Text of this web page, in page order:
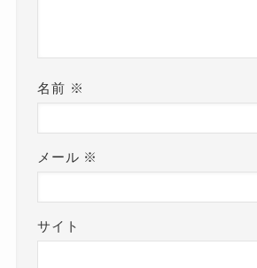
名前 ※
メール ※
サイト